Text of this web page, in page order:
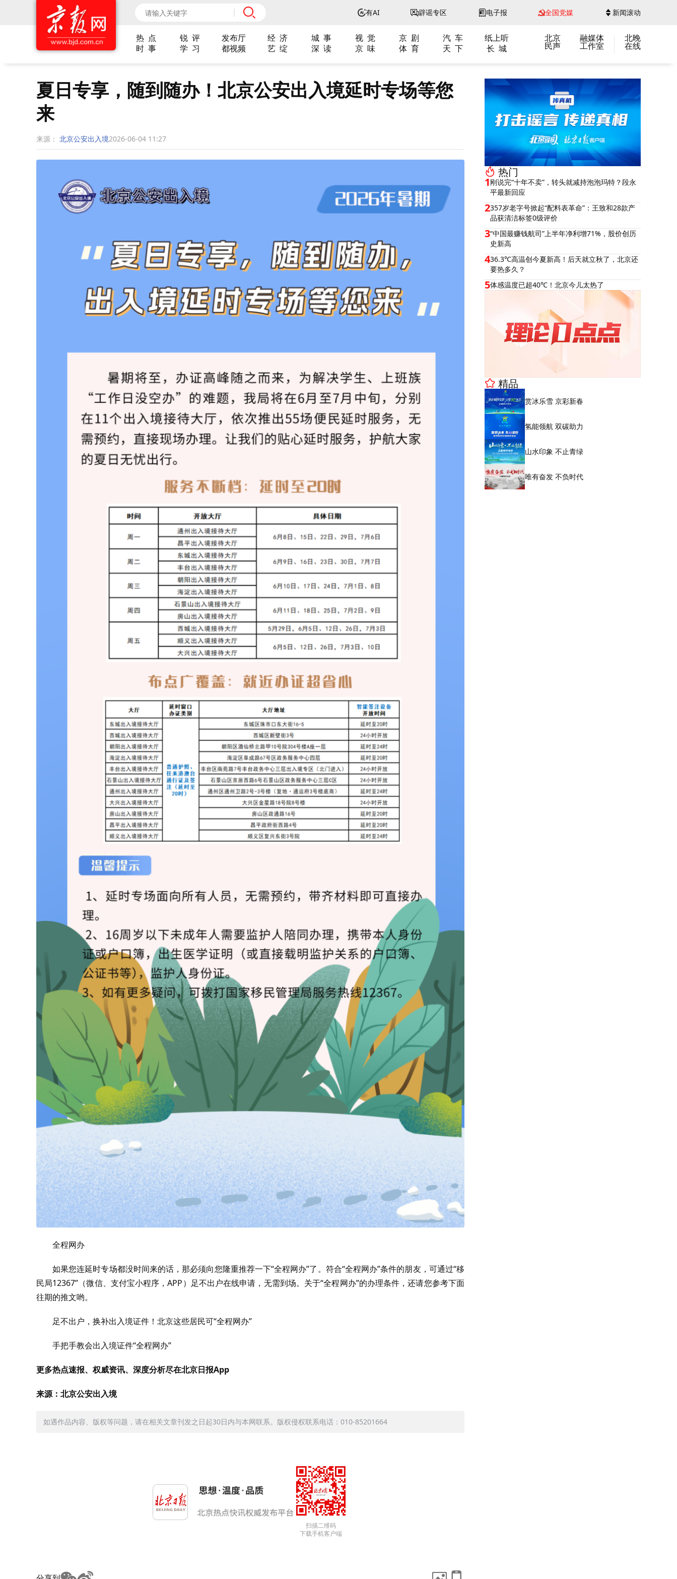
有AI 辟谣专区 电子报 全国党媒 新闻滚动
热 点 锐 评 发布厅 经 济 城 事 视 觉 京 剧 汽 车
纸上听
时 事
学 习 都视频 艺 绽 深 读 京 味 体 育 天 下 长 城
北京
民声
融媒体
工作室
北晚
在线
夏日专享，随到随办！北京公安出入境延时专场等您
来
来源： 北京公安出入境2026-06-04 11:27
全程网办
如果您连延时专场都没时间来的话，那必须向您隆重推荐一下“全程网办”了。符合“全程网办”条件的朋友，可通过“移
民局12367”（微信、支付宝小程序，APP）足不出户在线申请，无需到场。关于“全程网办”的办理条件，还请您参考下面
往期的推文哟。
足不出户，换补出入境证件！北京这些居民可“全程网办”
手把手教会出入境证件“全程网办”
更多热点速报、权威资讯、深度分析尽在北京日报App
来源：北京公安出入境
如遇作品内容、版权等问题，请在相关文章刊发之日起30日内与本网联系。版权侵权联系电话：010-85201664
扫描二维码
下载手机客户端
热门
1刚说完“十年不卖”，转头就减持泡泡玛特？段永
平最新回应
2357岁老字号掀起“配料表革命”：王致和28款产
品获清洁标签0级评价
3“中国最赚钱航司”上半年净利增71%，股价创历
史新高
436.3℃高温创今夏新高！后天就立秋了，北京还
要热多久？
5体感温度已超40℃！北京今儿太热了
精品
赏冰乐雪 京彩新春
氢能领航 双碳助力
山水印象 不止青绿
唯有奋发 不负时代